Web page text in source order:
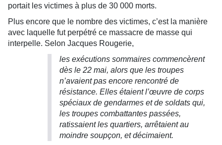
portait les victimes à plus de 30 000 morts.
Plus encore que le nombre des victimes, c’est la manière
avec laquelle fut perpétré ce massacre de masse qui
interpelle. Selon Jacques Rougerie,
les exécutions sommaires commencèrent
dès le 22 mai, alors que les troupes
n’avaient pas encore rencontré de
résistance. Elles étaient l’œuvre de corps
spéciaux de gendarmes et de soldats qui,
les troupes combattantes passées,
ratissaient les quartiers, arrêtaient au
moindre soupçon, et décimaient.